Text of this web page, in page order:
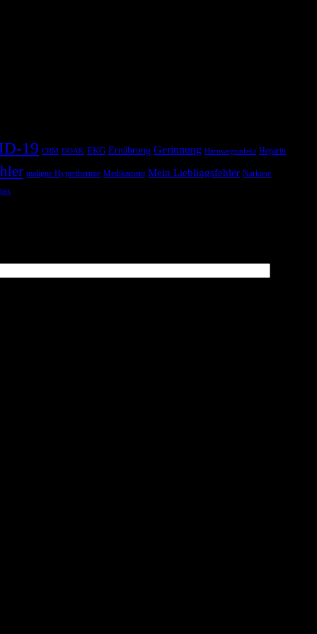
19 CRM DOAK EKG Ernährung Gerinnung Harnwegsinfekt Heparin
maligne Hyperthermie Medikament Mein Lieblingsfehler Narkose